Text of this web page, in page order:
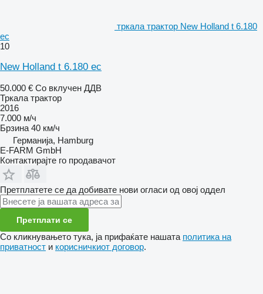
тркала трактор New Holland t 6.180
ec
10
New Holland t 6.180 ec
50.000 € Со вклучен ДДВ
Тркала трактор
2016
7.000 м/ч
Брзина 40 км/ч
Германија, Hamburg
E-FARM GmbH
Контактирајте го продавачот
Претплатете се да добивате нови огласи од овој оддел
Претплати се
Со кликнувањето тука, ја прифаќате нашата политика на
приватност и корисничкиот договор.